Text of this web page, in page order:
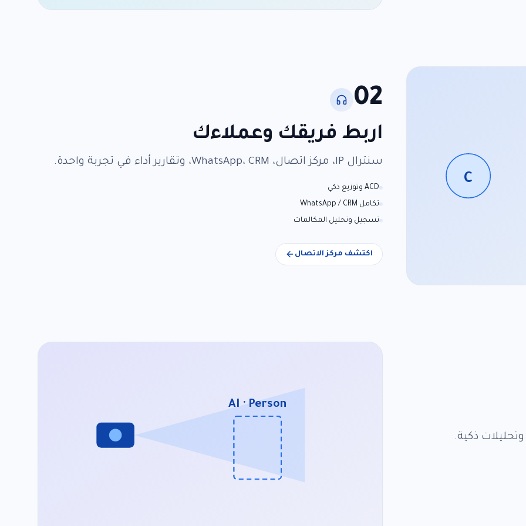
02
اربط فريقك وعملاءك
سنترال IP، مركز اتصال، WhatsApp، CRM، وتقارير أداء في تجربة واحدة.
ACD وتوزيع ذكي
تكامل WhatsApp / CRM
تسجيل وتحليل المكالمات
اكتشف مركز الاتصال
C
ذكية.
AI · Person